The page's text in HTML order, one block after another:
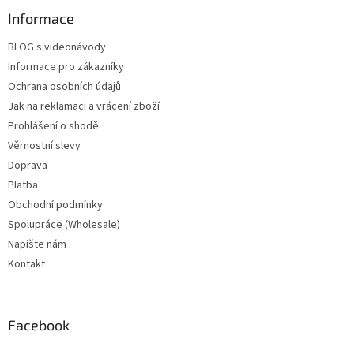
Informace
BLOG s videonávody
Informace pro zákazníky
Ochrana osobních údajů
Jak na reklamaci a vrácení zboží
Prohlášení o shodě
Věrnostní slevy
Doprava
Platba
Obchodní podmínky
Spolupráce (Wholesale)
Napište nám
Kontakt
Facebook